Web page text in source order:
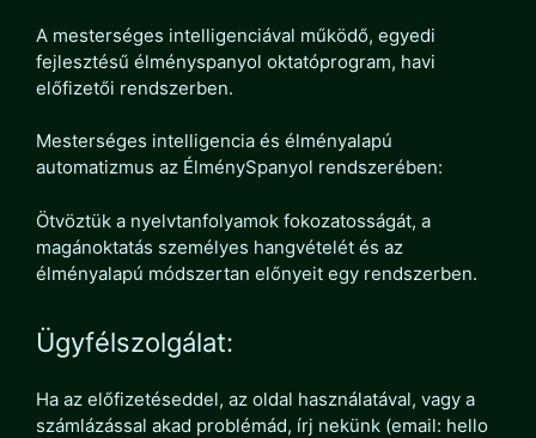
A mesterséges intelligenciával működő, egyedi
fejlesztésű élményspanyol oktatóprogram, havi
előfizetői rendszerben.
Mesterséges intelligencia és élményalapú
automatizmus az ÉlménySpanyol rendszerében:
Ötvöztük a nyelvtanfolyamok fokozatosságát, a
magánoktatás személyes hangvételét és az
élményalapú módszertan előnyeit egy rendszerben.
Ügyfélszolgálat:
Ha az előfizetéseddel, az oldal használatával, vagy a
számlázással akad problémád, írj nekünk (email: hello